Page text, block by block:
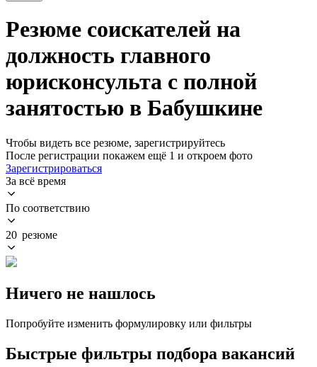
Резюме соискателей на
должность главного
юрисконсульта с полной
занятостью в Бабушкине
Чтобы видеть все резюме, зарегистрируйтесь
После регистрации покажем ещё 1 и откроем фото
Зарегистрироваться
За всё время
По соответствию
20 резюме
Ничего не нашлось
Попробуйте изменить формулировку или фильтры
Быстрые фильтры подбора вакансий